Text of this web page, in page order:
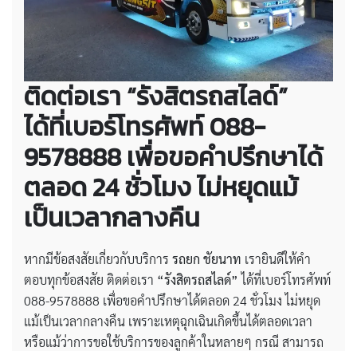
ติดต่อเรา “รังสิตรถสไลด์”
ได้ที่เบอร์โทรศัพท์ 088-
9578888 เพื่อขอคำปรึกษาได้
ตลอด 24 ชั่วโมง ไม่หยุดแม้
เป็นเวลากลางคืน
หากมีข้อสงสัยเกี่ยวกับบริการ รถยก ชัยนาท เรายินดีให้คำ
ตอบทุกข้อสงสัย ติดต่อเรา “รังสิตรถสไลด์” ได้ที่เบอร์โทรศัพท์
088-9578888 เพื่อขอคำปรึกษาได้ตลอด 24 ชั่วโมง ไม่หยุด
แม้เป็นเวลากลางคืน เพราะเหตุฉุกเฉินเกิดขึ้นได้ตลอดเวลา
หรือแม้ว่าการขอใช้บริการของลูกค้าในหลายๆ กรณี สามารถ